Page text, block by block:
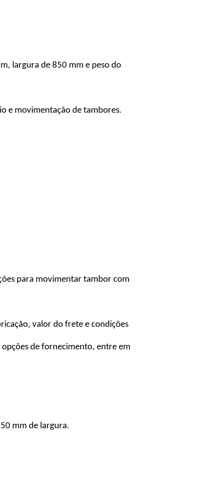
largura de 850 mm e peso do
e movimentação de tambores.
para movimentar tambor com
valor do frete e condições
de fornecimento, entre em
mm de largura.